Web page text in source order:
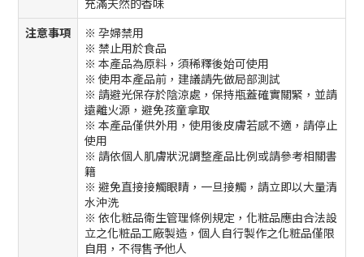
注意事項
※ 孕婦禁用
※ 禁止用於食品
※ 本產品為原料，須稀釋後始可使用
※ 使用本產品前，建議請先做局部測試
※ 請避光保存於陰涼處，保持瓶蓋確實關緊，並請
遠離火源，避免孩童拿取
※ 本產品僅供外用，使用後皮膚若感不適，請停止
使用
※ 請依個人肌膚狀況調整產品比例或請參考相關書
籍
※ 避免直接接觸眼睛，一旦接觸，請立即以大量清
水沖洗
※ 依化粧品衛生管理條例規定，化粧品應由合法設
立之化粧品工廠製造，個人自行製作之化粧品僅限
自用，不得售予他人